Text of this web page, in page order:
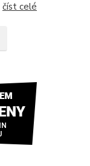
číst celé